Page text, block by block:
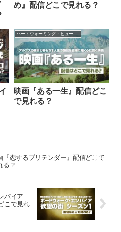
め』配信どこで見れる？
ハートウォーミング・ヒューマン作品
映画『ある一生』配信どこ
で見れる？
『恋するプリテンダー』配信どこで
る？
パイア
こで見れ